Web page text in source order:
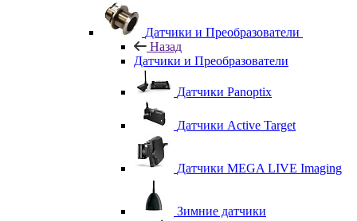
Датчики и Преобразователи
Назад
Датчики и Преобразователи
Датчики Panoptix
Датчики Active Target
Датчики MEGA LIVE Imaging
Зимние датчики